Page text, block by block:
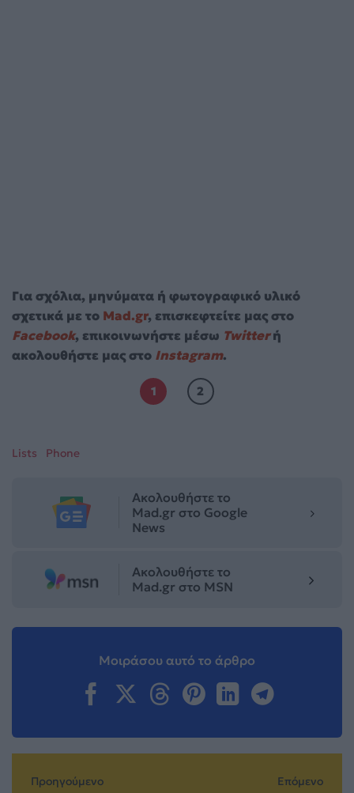
Για σχόλια, μηνύματα ή φωτογραφικό υλικό
σχετικά με το Mad.gr, επισκεφτείτε μας στο
Facebook, επικοινωνήστε μέσω Twitterή
ακολουθήστε μας στο Instagram.
1 2
Lists Phone
Ακολουθήστε το
Mad.gr στο Google
News
Ακολουθήστε το
Mad.gr στο MSN
Μοιράσου αυτό το άρθρο
Προηγούμενο Επόμενο